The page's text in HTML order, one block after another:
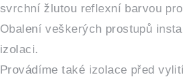
svrchní žlutou reflexní barvou
Obalení veškerých prostupů
izolaci.
Provádíme také izolace před